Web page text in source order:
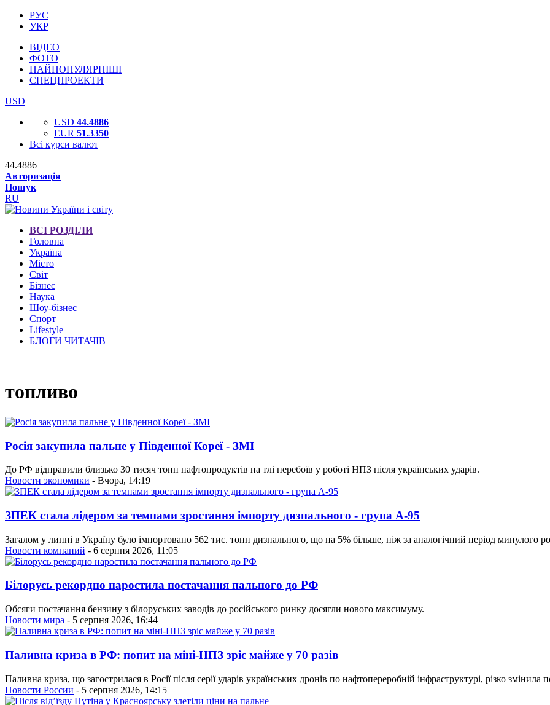
РУС
УКР
ВІДЕО
ФОТО
НАЙПОПУЛЯРНІШІ
СПЕЦПРОЕКТИ
USD
USD 44.4886
EUR 51.3350
Всі курси валют
44.4886
Авторизація
Пошук
RU
ВСІ РОЗДІЛИ
Головна
Україна
Місто
Світ
Бізнес
Наука
Шоу-бізнес
Спорт
Lifestyle
БЛОГИ ЧИТАЧІВ
топливо
Росія закупила пальне у Південної Кореї - ЗМІ
До РФ відправили близько 30 тисяч тонн нафтопродуктів на тлі перебоїв у роботі НПЗ після українських ударів.
Новости экономики - Вчора, 14:19
ЗПЕК стала лідером за темпами зростання імпорту дизпального - група А-95
Загалом у липні в Україну було імпортовано 562 тис. тонн дизпального, що на 5% більше, ніж за аналогічний період минулого
Новости компаний - 6 серпня 2026, 11:05
Білорусь рекордно наростила постачання пального до РФ
Обсяги постачання бензину з білоруських заводів до російського ринку досягли нового максимуму.
Новости мира - 5 серпня 2026, 16:44
Паливна криза в РФ: попит на міні-НПЗ зріс майже у 70 разів
Паливна криза, що загострилася в Росії після серії ударів українських дронів по нафтопереробній інфраструктурі, різко змінила
Новости России - 5 серпня 2026, 14:15